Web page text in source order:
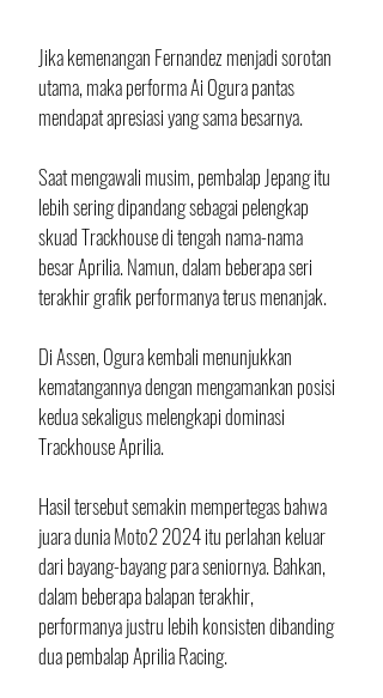
Jika kemenangan Fernandez menjadi sorotan
utama, maka performa Ai Ogura pantas
mendapat apresiasi yang sama besarnya.
Saat mengawali musim, pembalap Jepang itu
lebih sering dipandang sebagai pelengkap
skuad Trackhouse di tengah nama-nama
besar Aprilia. Namun, dalam beberapa seri
terakhir grafik performanya terus menanjak.
Di Assen, Ogura kembali menunjukkan
kematangannya dengan mengamankan posisi
kedua sekaligus melengkapi dominasi
Trackhouse Aprilia.
Hasil tersebut semakin mempertegas bahwa
juara dunia Moto2 2024 itu perlahan keluar
dari bayang-bayang para seniornya. Bahkan,
dalam beberapa balapan terakhir,
performanya justru lebih konsisten dibanding
dua pembalap Aprilia Racing.